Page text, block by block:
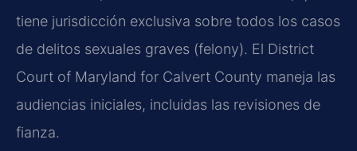
tiene jurisdicción exclusiva sobre todos los casos
de delitos sexuales graves (felony). El District
Court of Maryland for Calvert County maneja las
audiencias iniciales, incluidas las revisiones de
fianza.